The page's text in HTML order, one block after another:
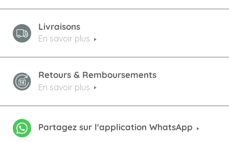
Livraisons
En savoir plus
Retours & Remboursements
En savoir plus
Partagez sur l'application WhatsApp